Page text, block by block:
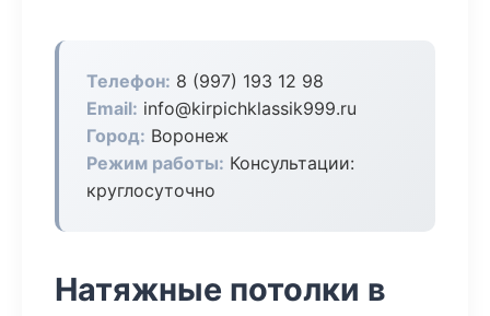
Телефон: 8 (997) 193 12 98
Email: info@kirpichklassik999.ru
Город: Воронеж
Режим работы: Консультации:
круглосуточно
Натяжные потолки в